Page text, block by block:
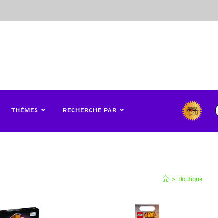
THÈMES RECHERCHE PAR
> Boutique